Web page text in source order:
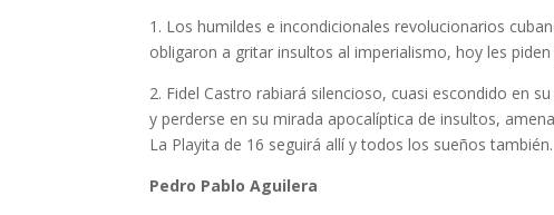
1. Los humildes e incondicionales revolucionarios
obligaron a gritar insultos al imperialismo, hoy les
2. Fidel Castro rabiará silencioso, cuasi escondido en
y perderse en su mirada apocalíptica de insultos,
La Playita de 16 seguirá allí y todos los sueños también.
Pedro Pablo Aguilera